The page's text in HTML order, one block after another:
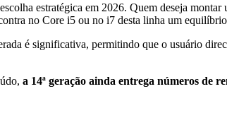
estratégica em 2026. Quem deseja montar
no Core i5 ou no i7 desta linha um
é significativa, permitindo que o usuário
a 14ª geração ainda entrega números de